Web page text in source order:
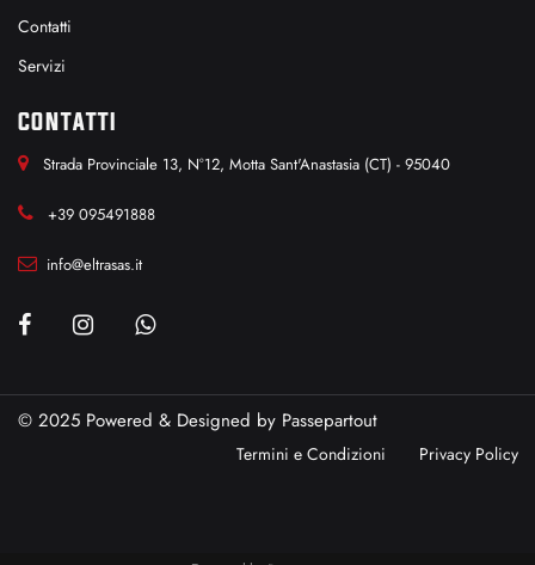
Contatti
Servizi
CONTATTI
Strada Provinciale 13, N°12, Motta Sant'Anastasia (CT) - 95040
+39 095491888
info@eltrasas.it
© 2025 Powered & Designed by Passepartout
Termini e Condizioni Privacy Policy